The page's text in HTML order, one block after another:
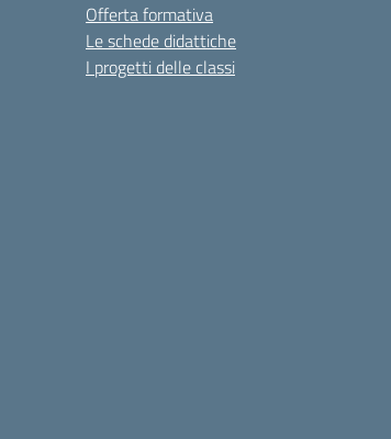
Offerta formativa
Le schede didattiche
I progetti delle classi